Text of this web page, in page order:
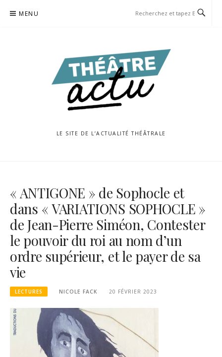
MENU
LE SITE DE L’ACTUALITÉ THÉÂTRALE
« ANTIGONE » de Sophocle et
dans « VARIATIONS SOPHOCLE »
de Jean-Pierre Siméon, Contester
le pouvoir du roi au nom d’un
ordre supérieur, et le payer de sa
vie
LECTURES NICOLE FACK 20 FÉVRIER 2023